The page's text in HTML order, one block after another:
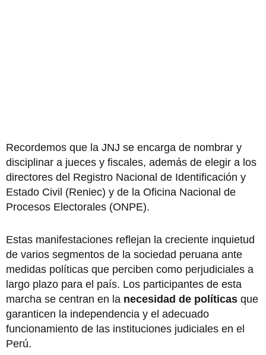
Recordemos que la JNJ se encarga de nombrar y
disciplinar a jueces y fiscales, además de elegir a los
directores del Registro Nacional de Identificación y
Estado Civil (Reniec) y de la Oficina Nacional de
Procesos Electorales (ONPE).
Estas manifestaciones reflejan la creciente inquietud
de varios segmentos de la sociedad peruana ante
medidas políticas que perciben como perjudiciales a
largo plazo para el país. Los participantes de esta
marcha se centran en la necesidad de políticas que
garanticen la independencia y el adecuado
funcionamiento de las instituciones judiciales en el
Perú.